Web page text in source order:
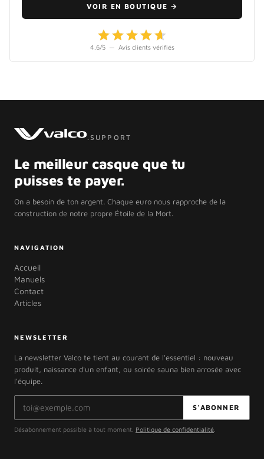
VOIR EN BOUTIQUE →
4.6/5 — Avis clients vérifiés
.SUPPORT
Le meilleur casque que tu
puisses te payer.
On a besoin de ton argent. Chaque euro nous rapproche de la
construction de notre propre Étoile de la Mort.
NAVIGATION
Accueil
Manuels
Contact
Articles
NEWSLETTER
La newsletter Valco te tient au courant de l'essentiel : nouveau
produit, naissance d'un enfant, ou soirée sauna bien arrosée avec
l'équipe.
Adresse e-mail S'ABONNER
Désabonnement possible à tout moment. Politique de confidentialité